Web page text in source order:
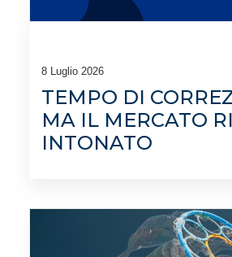
8 Luglio 2026
TEMPO DI
MA IL MERCATO
INTONATO